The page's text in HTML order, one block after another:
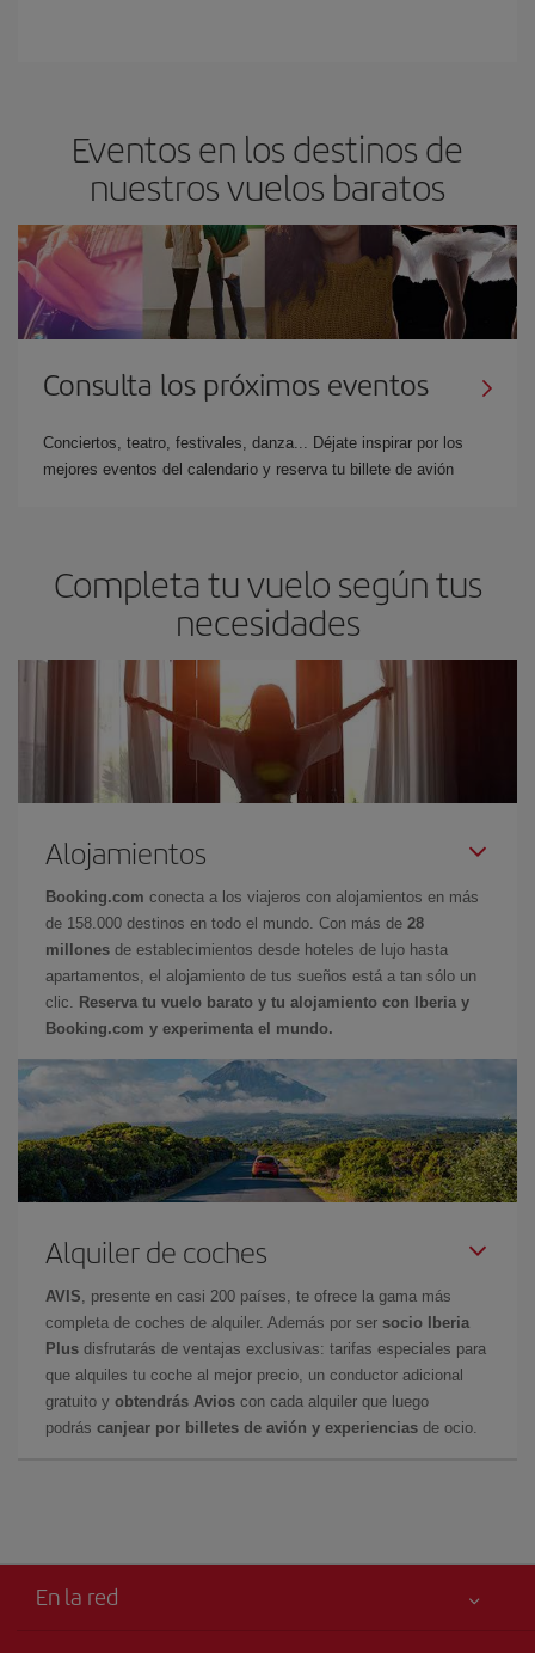
Eventos en los destinos de
nuestros vuelos baratos
Consulta los próximos eventos
Conciertos, teatro, festivales, danza... Déjate inspirar por los
mejores eventos del calendario y reserva tu billete de avión
Completa tu vuelo según tus
necesidades
Alojamientos
Booking.com conecta a los viajeros con alojamientos en más
de 158.000 destinos en todo el mundo. Con más de 28
millones de establecimientos desde hoteles de lujo hasta
apartamentos, el alojamiento de tus sueños está a tan sólo un
clic.
Reserva tu vuelo barato y tu alojamiento con Iberia y
Booking.com y experimenta el mundo.
Alquiler de coches
AVIS , presente en casi 200 países, te ofrece la gama más
completa de coches de alquiler. Además por ser socio Iberia
Plus disfrutarás de ventajas exclusivas: tarifas especiales para
que alquiles tu coche al mejor precio, un conductor adicional
gratuito y obtendrás Avios con cada alquiler que luego
podrás canjear por billetes de avión y experiencias de ocio.
En la red